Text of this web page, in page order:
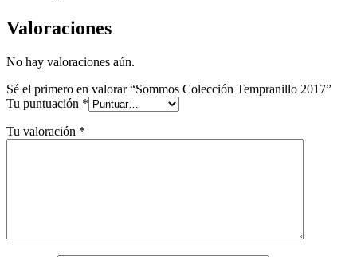
Valoraciones
No hay valoraciones aún.
Sé el primero en valorar “Sommos Colección Tempranillo 2017”
Tu puntuación *
Tu valoración *